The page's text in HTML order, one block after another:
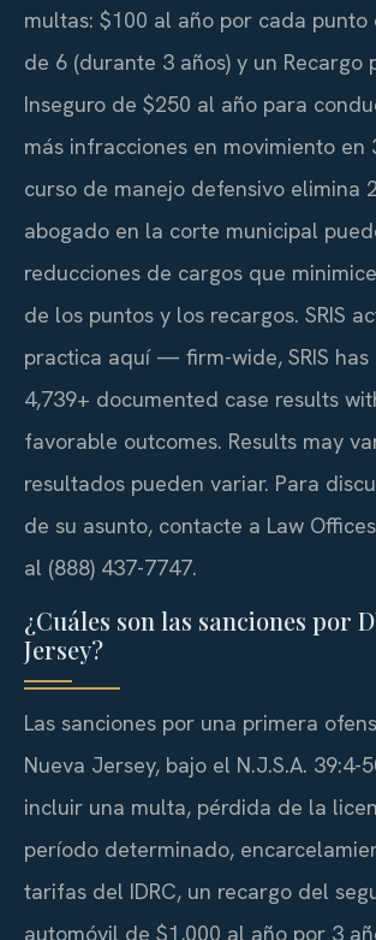
multas: $100 al año por cada punto
de 6 (durante 3 años) y un Recargo
Inseguro de $250 al año para
más infracciones en movimiento en
curso de manejo defensivo elimina
abogado en la corte municipal
reducciones de cargos que
de los puntos y los recargos. SRIS
practica aquí — firm-wide, SRIS has
4,739+ documented case results
favorable outcomes. Results may
resultados pueden variar. Para
de su asunto, contacte a Law Offices
al (888) 437-7747.
¿Cuáles son las sanciones por
Jersey?
Las sanciones por una primera
Nueva Jersey, bajo el N.J.S.A. 39:4-
incluir una multa, pérdida de la
período determinado,
tarifas del IDRC, un recargo del
automóvil de $1,000 al año por 3